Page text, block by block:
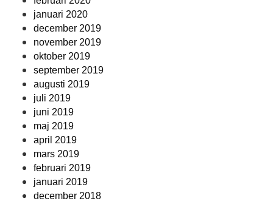
januari 2020
december 2019
november 2019
oktober 2019
september 2019
augusti 2019
juli 2019
juni 2019
maj 2019
april 2019
mars 2019
februari 2019
januari 2019
december 2018